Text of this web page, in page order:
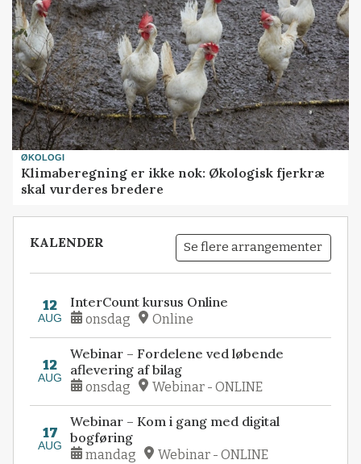
ØKOLOGI
Klimaberegning er ikke nok: Økologisk fjerkræ
skal vurderes bredere
KALENDER Se flere arrangementer
12
AUG
InterCount kursus Online
onsdag Online
12
AUG
Webinar – Fordelene ved løbende
aflevering af bilag
onsdag Webinar - ONLINE
17
AUG
Webinar – Kom i gang med digital
bogføring
mandag Webinar - ONLINE